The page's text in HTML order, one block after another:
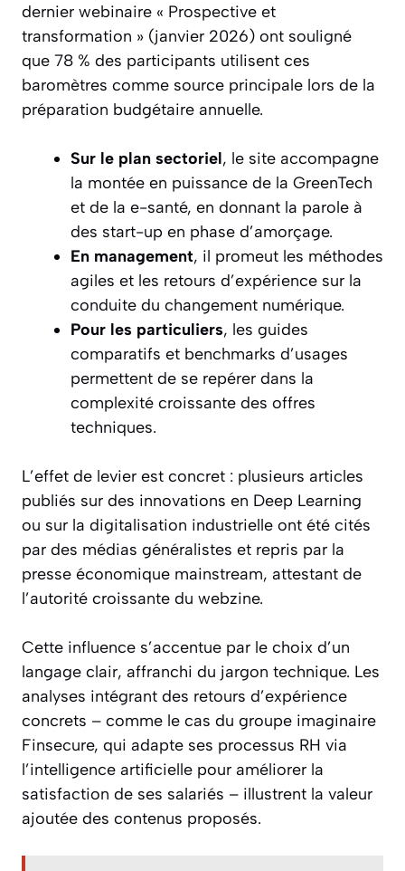
dernier webinaire « Prospective et
transformation » (janvier 2026) ont souligné
que 78 % des participants utilisent ces
baromètres comme source principale lors de la
préparation budgétaire annuelle.
Sur le plan sectoriel, le site accompagne
la montée en puissance de la GreenTech
et de la e-santé, en donnant la parole à
des start-up en phase d’amorçage.
En management, il promeut les méthodes
agiles et les retours d’expérience sur la
conduite du changement numérique.
Pour les particuliers, les guides
comparatifs et benchmarks d’usages
permettent de se repérer dans la
complexité croissante des offres
techniques.
L’effet de levier est concret : plusieurs articles
publiés sur des innovations en Deep Learning
ou sur la digitalisation industrielle ont été cités
par des médias généralistes et repris par la
presse économique mainstream, attestant de
l’autorité croissante du webzine.
Cette influence s’accentue par le choix d’un
langage clair, affranchi du jargon technique. Les
analyses intégrant des retours d’expérience
concrets – comme le cas du groupe imaginaire
Finsecure, qui adapte ses processus RH via
l’intelligence artificielle pour améliorer la
satisfaction de ses salariés – illustrent la valeur
ajoutée des contenus proposés.